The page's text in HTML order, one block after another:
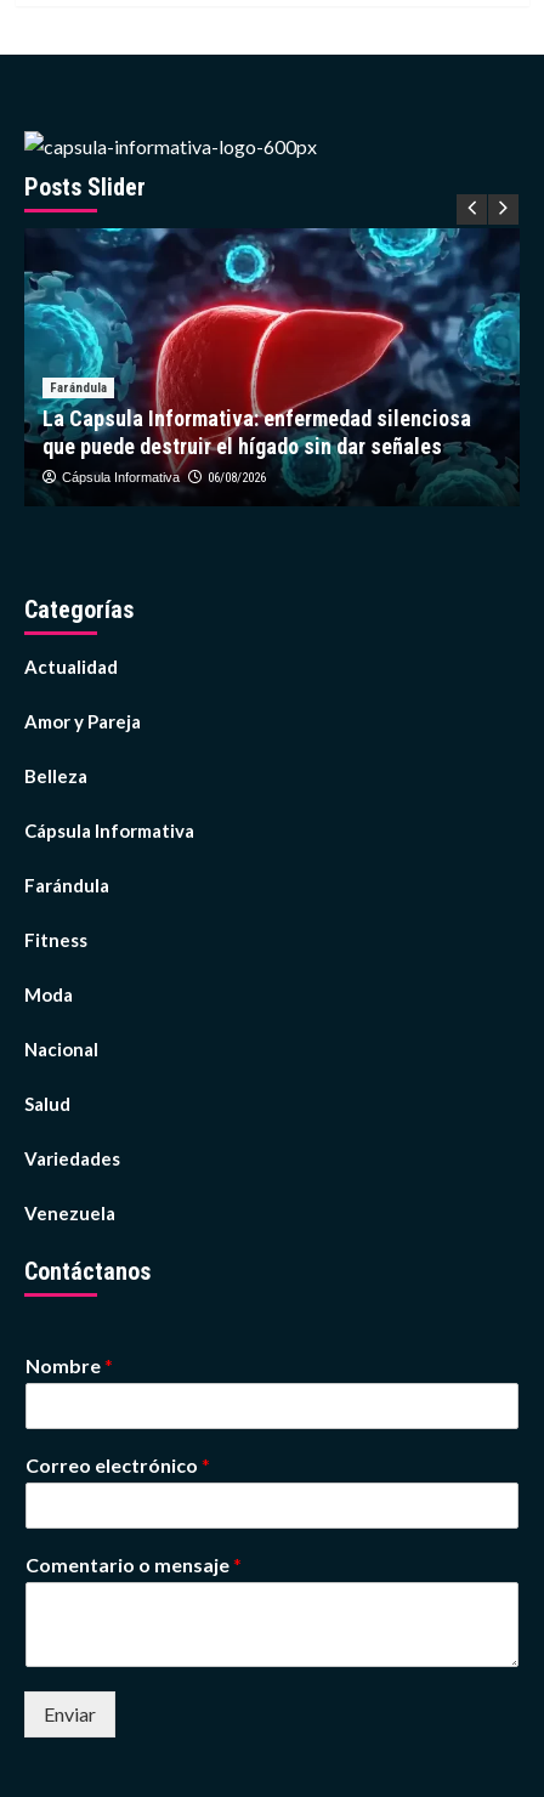
la
Edad
Hielo
un
sapo
extinto
Posts Slider
Farándula
La Capsula Informativa: enfermedad silenciosa
que puede destruir el hígado sin dar señales
Cápsula Informativa 06/08/2026
Categorías
Actualidad
Amor y Pareja
Belleza
Cápsula Informativa
Farándula
Fitness
Moda
Nacional
Salud
Variedades
Venezuela
Contáctanos
Nombre*
Correo electrónico *
Comentario o mensaje*
Enviar